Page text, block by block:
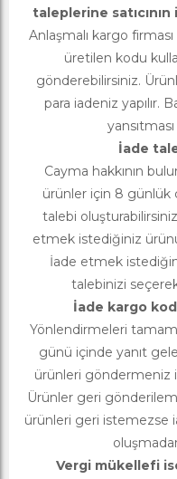
taleplerine
Anlaşmalı kargo
üretilen kodu
gönderebilirsiniz.
para iadeniz yapılır.
İade
Cayma hakkının
ürünler için 8 günlük
talebi
etmek istediğiniz
İade etmek
talebinizi
İade kargo
Yönlendirmeleri
günü içinde yanıt
ürünleri göndermeniz
Ürünler geri
ürünleri geri istemezse
Vergi mükellefi